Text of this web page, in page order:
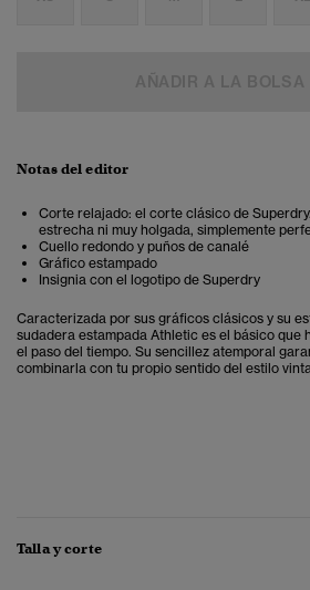
Notas del editor
Corte relajado: el corte clásico de
estrecha ni muy holgada, simplemente
Cuello redondo y puños de canalé
Gráfico estampado
Insignia con el logotipo de Superdry
Caracterizada por sus gráficos clásicos y su
sudadera estampada Athletic es el básico que
el paso del tiempo. Su sencillez atemporal
combinarla con tu propio sentido del estilo
Talla y corte